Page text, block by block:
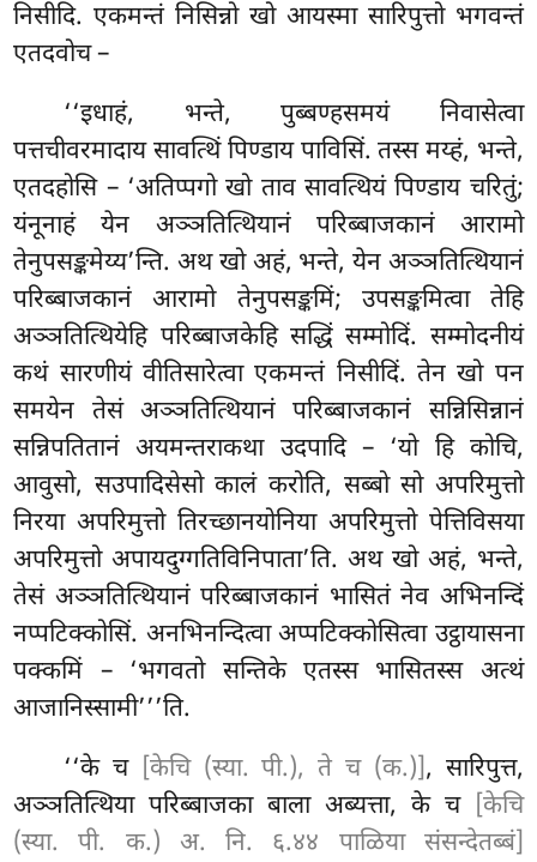
निसीदि. एकमन्तं निसिन्नो खो आयस्मा सारिपुत्तो भगवन्तं
एतदवोच –
‘‘इधाहं, भन्ते, पुब्बण्हसमयं निवासेत्वा
पत्तचीवरमादाय सावत्थिं पिण्डाय पाविसिं. तस्स मय्हं, भन्ते,
एतदहोसि – ‘अतिप्पगो खो ताव सावत्थियंपिण्डाय चरितुं;
यंनूनाहं येन अञ्ञतित्थियानं परिब्बाजकानं आरामो
तेनुपसङ्कमेय्य’न्ति. अथ खो अहं, भन्ते, येन अञ्ञतित्थियानं
परिब्बाजकानं आरामो तेनुपसङ्कमिं; उपसङ्कमित्वा तेहि
अञ्ञतित्थियेहि परिब्बाजकेहि सद्धिं सम्मोदिं. सम्मोदनीयं
कथं सारणीयं वीतिसारेत्वा एकमन्तं निसीदिं. तेन खो पन
समयेन तेसं अञ्ञतित्थियानं परिब्बाजकानं सन्निसिन्नानं
सन्निपतितानं अयमन्तराकथा उदपादि – ‘यो हि कोचि,
आवुसो, सउपादिसेसो कालं करोति, सब्बो सो अपरिमुत्तो
निरया अपरिमुत्तो तिरच्छानयोनिया अपरिमुत्तो पेत्तिविसया
अपरिमुत्तो अपायदुग्गतिविनिपाता’ति. अथ खो अहं, भन्ते,
तेसं अञ्ञतित्थियानं परिब्बाजकानं भासितं नेव अभिनन्दिं
नप्पटिक्कोसिं. अनभिनन्दित्वा अप्पटिक्कोसित्वा उट्ठायासना
पक्कमिं – ‘भगवतो सन्तिके एतस्स भासितस्स अत्थं
आजानिस्सामी’’’ति.
‘‘के च [केचि (स्या. पी.), ते च (क.)], सारिपुत्त,
अञ्ञतित्थिया परिब्बाजका बाला अब्यत्ता, के च [केचि
(स्या. पी. क.) अ. नि. ६.४४ पाळिया संसन्देतब्बं]